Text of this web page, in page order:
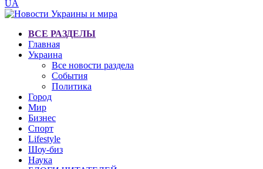
UA
ВСЕ РАЗДЕЛЫ
Главная
Украина
Все новости раздела
События
Политика
Город
Мир
Бизнес
Спорт
Lifestyle
Шоу-биз
Наука